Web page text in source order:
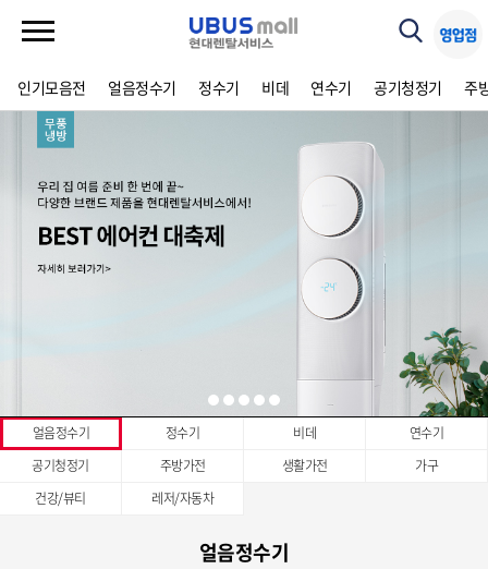
인기모음전 얼음정수기 정수기 비데 연수기 공기청정기 주
얼음정수기 정수기 비데
연수기
공기청정기
주방가전 생활가전
가구
건강/뷰티
레저/자동차
얼음정수기